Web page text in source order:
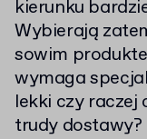
kierunku
Wybierają
sowim
wymaga
lekki czy raczej
trudy dostawy?